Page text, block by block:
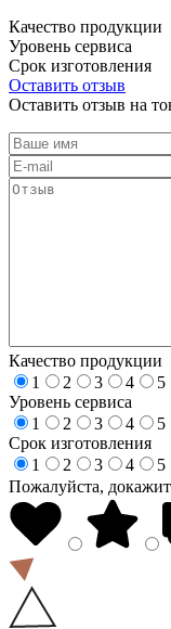
Качество продукции
Уровень сервиса
Срок изготовления
Оставить отзыв
Оставить отзыв на
Качество продукции
1
2 3 4
5
Уровень сервиса
1
2 3 4
5
Срок изготовления
1
2 3 4
5
Пожалуйста,